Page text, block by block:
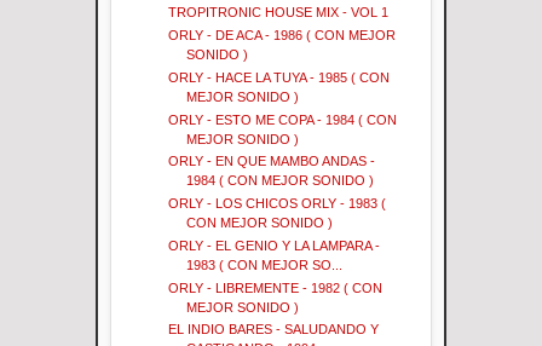
TROPITRONIC HOUSE MIX - VOL 1
ORLY - DE ACA - 1986 ( CON MEJOR
SONIDO )
ORLY - HACE LA TUYA - 1985 ( CON
MEJOR SONIDO )
ORLY - ESTO ME COPA - 1984 ( CON
MEJOR SONIDO )
ORLY - EN QUE MAMBO ANDAS -
1984 ( CON MEJOR SONIDO )
ORLY - LOS CHICOS ORLY - 1983 (
CON MEJOR SONIDO )
ORLY - EL GENIO Y LA LAMPARA -
1983 ( CON MEJOR SO...
ORLY - LIBREMENTE - 1982 ( CON
MEJOR SONIDO )
EL INDIO BARES - SALUDANDO Y